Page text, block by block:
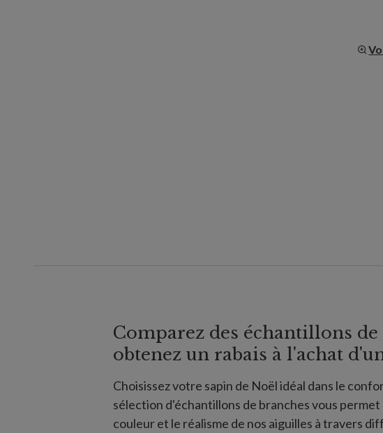
Comparez des échantillons de
obtenez un rabais à l'achat
Choisissez votre sapin de Noël idéal dans le
sélection d'échantillons de branches vous permet
couleur et le réalisme de nos aiguilles à travers